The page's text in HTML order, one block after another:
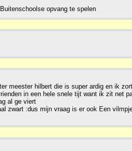
opvang te spelen
meester hilbert die is super ardig en ik
in een hele snele tijt want ik zit net
al ge viert
zwart :dus mijn vraag is er ook Een